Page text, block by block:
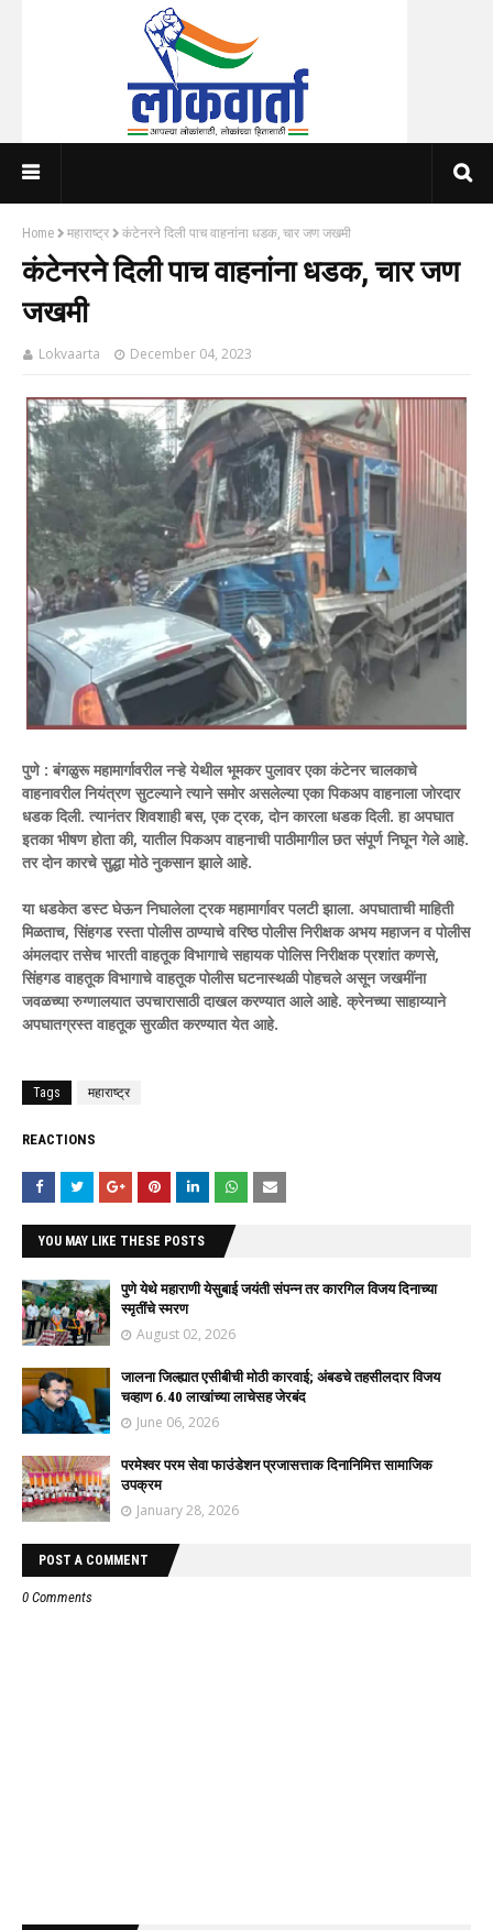
Home महाराष्ट्र कंटेनरने दिली पाच वाहनांना धडक, चार जण जखमी
कंटेनरने दिली पाच वाहनांना धडक, चार जण
जखमी
Lokvaarta December 04, 2023
पुणे : बंगळुरू महामार्गावरील नऱ्हे येथील भूमकर पुलावर एका कंटेनर चालकाचे
वाहनावरील नियंत्रण सुटल्याने त्याने समोर असलेल्या एका पिकअप वाहनाला जोरदार
धडक दिली. त्यानंतर शिवशाही बस, एक ट्रक, दोन कारला धडक दिली. हा अपघात
इतका भीषण होता की, यातील पिकअप वाहनाची पाठीमागील छत संपूर्ण निघून गेले आहे.
तर दोन कारचे सुद्धा मोठे नुकसान झाले आहे.
या धडकेत डस्ट घेऊन निघालेला ट्रक महामार्गावर पलटी झाला. अपघाताची माहिती
मिळताच, सिंहगड रस्ता पोलीस ठाण्याचे वरिष्ठ पोलीस निरीक्षक अभय महाजन व पोलीस
अंमलदार तसेच भारती वाहतूक विभागाचे सहायक पोलिस निरीक्षक प्रशांत कणसे,
सिंहगड वाहतूक विभागाचे वाहतूक पोलीस घटनास्थळी पोहचले असून जखमींना
जवळच्या रुग्णालयात उपचारासाठी दाखल करण्यात आले आहे. क्रेनच्या साहाय्याने
अपघातग्रस्त वाहतूक सुरळीत करण्यात येत आहे.
Tags महाराष्ट्र
REACTIONS
YOU MAY LIKE THESE POSTS
पुणे येथे महाराणी येसुबाई जयंती संपन्न तर कारगिल विजय दिनाच्या
स्मृतींचे स्मरण
August 02, 2026
जालना जिल्ह्यात एसीबीची मोठी कारवाई; अंबडचे तहसीलदार विजय
चव्हाण 6.40 लाखांच्या लाचेसह जेरबंद
June 06, 2026
परमेश्वर परम सेवा फाउंडेशन प्रजासत्ताक दिनानिमित्त सामाजिक
उपक्रम
January 28, 2026
POST A COMMENT
0 Comments